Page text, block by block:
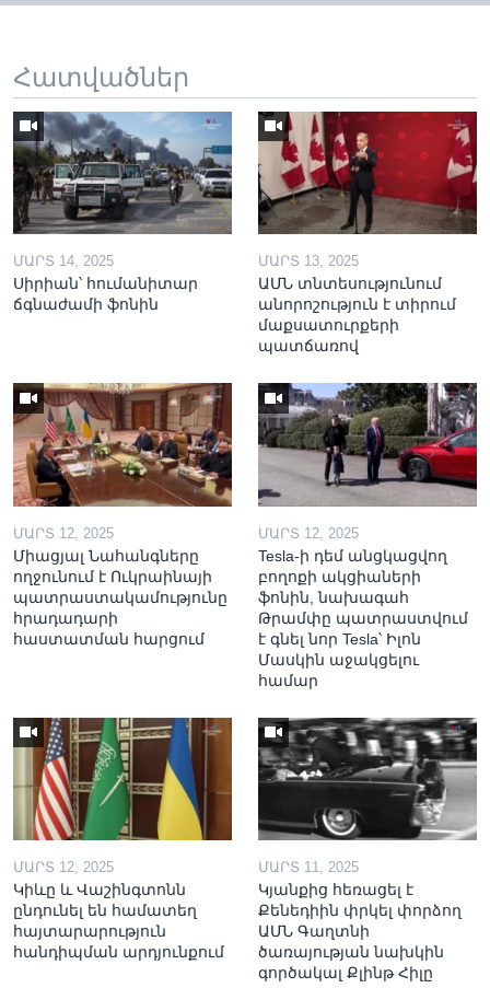
Հատվածներ
ՄԱՐՏ 14, 2025
Սիրիան՝ հումանիտար
ճգնաժամի ֆոնին
ՄԱՐՏ 13, 2025
ԱՄՆ տնտեսությունում
անորոշություն է տիրում
մաքսատուրքերի
պատճառով
ՄԱՐՏ 12, 2025
Միացյալ Նահանգները
ողջունում է Ուկրաինայի
պատրաստակամությունը
հրադադարի
հաստատման հարցում
ՄԱՐՏ 12, 2025
Tesla-ի դեմ անցկացվող
բողոքի ակցիաների
ֆոնին, նախագահ
Թրամփը պատրաստվում
է գնել նոր Tesla՝ Իլոն
Մասկին աջակցելու
համար
ՄԱՐՏ 12, 2025
Կիևը և Վաշինգտոնն
ընդունել են համատեղ
հայտարարություն
հանդիպման արդյունքում
ՄԱՐՏ 11, 2025
Կյանքից հեռացել է
Քենեդիին փրկել փորձող
ԱՄՆ Գաղտնի
ծառայության նախկին
գործակալ Քլինթ Հիլը